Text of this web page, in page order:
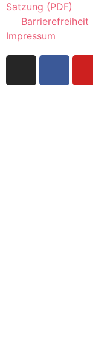
Satzung (PDF)
Barrierefreiheit
Impressum